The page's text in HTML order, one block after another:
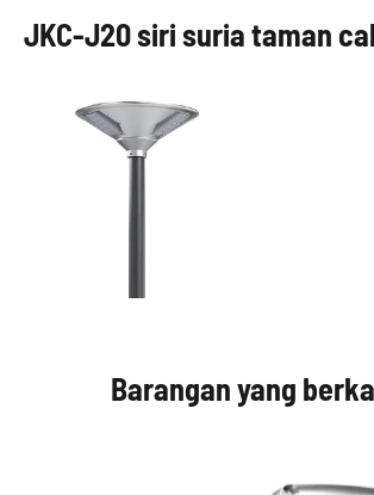
JKC-J20 siri suria taman
Barangan yang